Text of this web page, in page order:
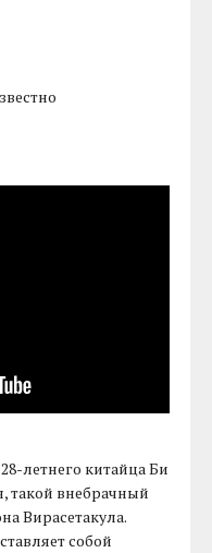
летнего китайца Би
такой внебрачный
Вирасетакула.
собой